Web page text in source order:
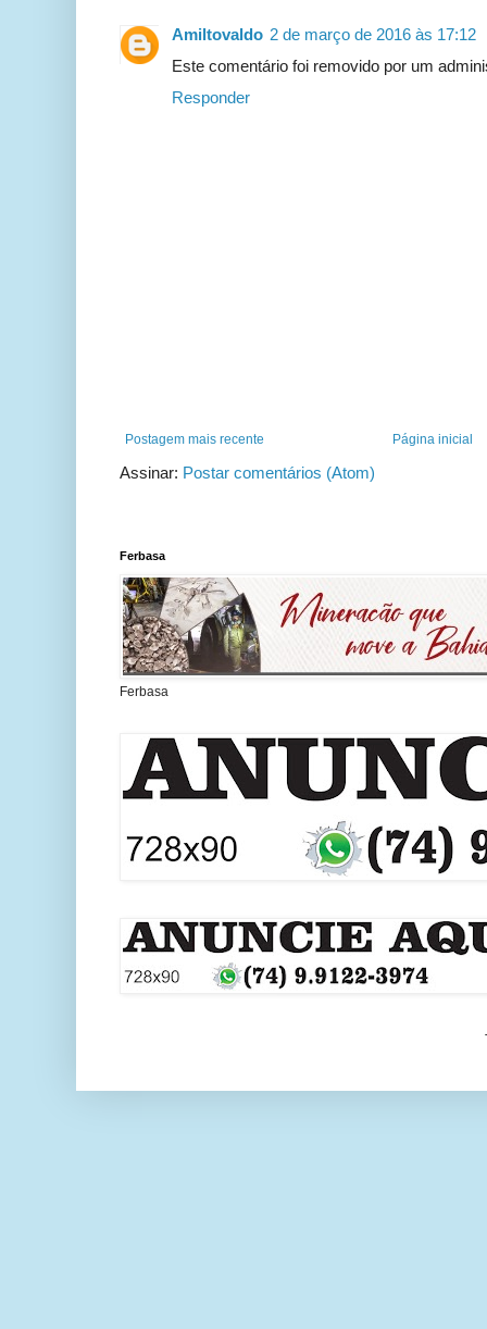
Amiltovaldo 2 de março de 2016 às 17:12
Este comentário foi removido por um
Responder
Postagem mais recente Página inicial
Assinar: Postar comentários (Atom)
Ferbasa
Ferbasa